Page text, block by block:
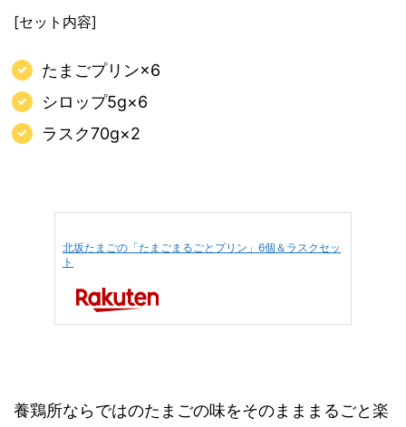
[セット内容]
たまごプリン×6
シロップ5g×6
ラスク70g×2
北坂たまごの「たまごまるごとプリン」6個＆ラスクセッ
ト
養鶏所ならではのたまごの味をそのまままるごと楽